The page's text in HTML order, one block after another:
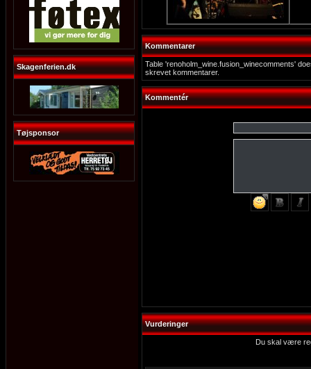
Skagenferien.dk
Tøjsponsor
Kommentarer
Table 'renoholm_wine.fusion_winecomments'
skrevet kommentarer.
Kommentér
Vurderinger
Du skal være